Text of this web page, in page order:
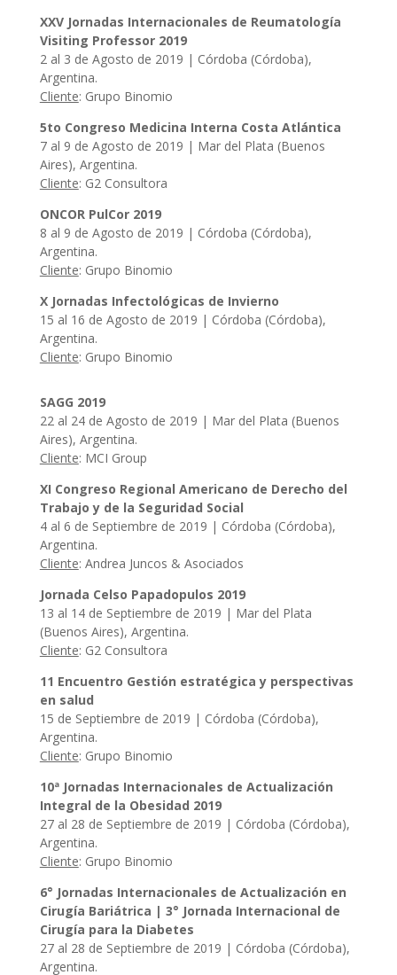
XXV Jornadas Internacionales de Reumatología
Visiting Professor 2019
2 al 3 de Agosto de 2019 | Córdoba (Córdoba),
Argentina.
Cliente: Grupo Binomio
5to Congreso Medicina Interna Costa Atlántica
7 al 9 de Agosto de 2019 | Mar del Plata (Buenos
Aires), Argentina.
Cliente: G2 Consultora
ONCOR PulCor 2019
8 al 9 de Agosto de 2019 | Córdoba (Córdoba),
Argentina.
Cliente: Grupo Binomio
X Jornadas Infectológicas de Invierno
15 al 16 de Agosto de 2019 | Córdoba (Córdoba),
Argentina.
Cliente: Grupo Binomio
SAGG 2019
22 al 24 de Agosto de 2019 | Mar del Plata (Buenos
Aires), Argentina.
Cliente: MCI Group
XI Congreso Regional Americano de Derecho del
Trabajo y de la Seguridad Social
4 al 6 de Septiembre de 2019 | Córdoba (Córdoba),
Argentina.
Cliente: Andrea Juncos & Asociados
Jornada Celso Papadopulos 2019
13 al 14 de Septiembre de 2019 | Mar del Plata
(Buenos Aires), Argentina.
Cliente: G2 Consultora
11 Encuentro Gestión estratégica y perspectivas
en salud
15 de Septiembre de 2019 | Córdoba (Córdoba),
Argentina.
Cliente: Grupo Binomio
10ª Jornadas Internacionales de Actualización
Integral de la Obesidad 2019
27 al 28 de Septiembre de 2019 | Córdoba (Córdoba),
Argentina.
Cliente: Grupo Binomio
6° Jornadas Internacionales de Actualización en
Cirugía Bariátrica | 3° Jornada Internacional de
Cirugía para la Diabetes
27 al 28 de Septiembre de 2019 | Córdoba (Córdoba),
Argentina.